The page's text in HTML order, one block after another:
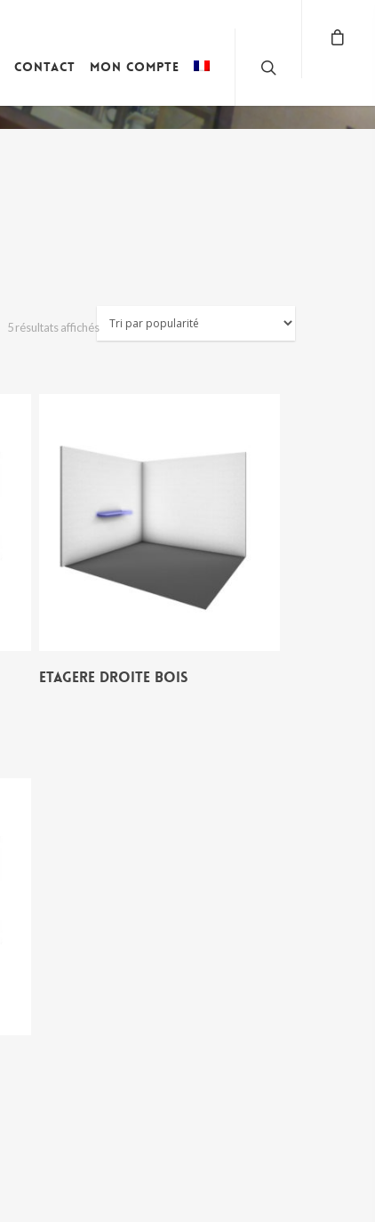
Contact Mon compte
5 résultats affichésTrié
par
ETAGERE DROITE BOIS